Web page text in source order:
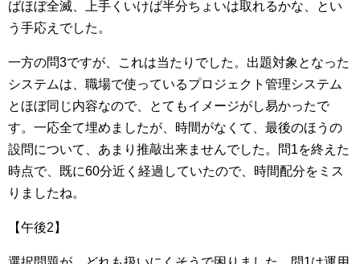
ばほぼ全滅、上手くいけば半分ちょいは取れるかな、とい
う手応えでした。
一方の問3ですが、これは当たりでした。出題対象となった
システムは、職場で使っているプロジェクト管理システム
とほぼ同じ内容なので、とてもイメージがし易かったで
す。一応全て埋めましたが、時間がなくて、最後のほうの
設問について、あまり推敲出来ませんでした。問1を終えた
時点で、既に60分近く経過していたので、時間配分をミス
りましたね。
【午後2】